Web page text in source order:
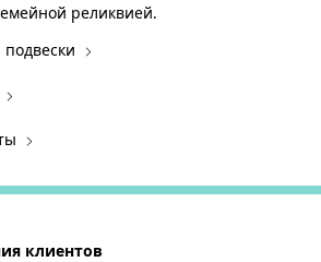
реликвией.
клиентов